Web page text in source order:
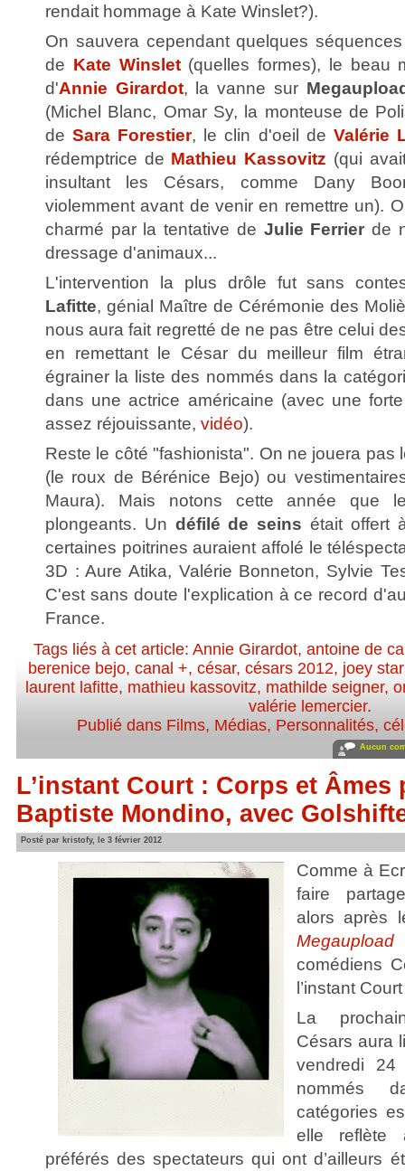
rendait hommage à Kate Winslet?).
On sauvera cependant quelques
de Kate Winslet(quelles formes), le beau
d'Annie Girardot, la vanne sur
(Michel Blanc, Omar Sy, la monteuse de
deSara Forestier, le clin d'oeil de Valérie
rédemptrice de Mathieu Kassovitz (qui
insultant les Césars, comme Dany
violemment avant de venir en remettre un).
charmé par la tentative de Julie Ferrier de
dressage d'animaux...
L'intervention la plus drôle fut sans
Lafitte, génial Maître de Cérémonie des
nous aura fait regretté de ne pas être celui
en remettant le César du meilleur film
égrainer la liste des nommés dans la
dans une actrice américaine (avec une
assez réjouissante, vidéo).
Reste le côté "fashionista". On ne jouera pas
(le roux de Bérénice Bejo) ou
Maura). Mais notons cette année que
plongeants. Un défilé de seins était offert
certaines poitrines auraient affolé le
3D : Aure Atika, Valérie Bonneton, Sylvie
C'est sans doute l'explication à ce record
France.
Tags liés à cet article:Annie Girardot,antoine de
berenice bejo,canal +,césar,césars 2012, joey
laurent lafitte, mathieu kassovitz, mathilde seigner,
valérie lemercier.
Publié dans Films, Médias, Personnalités,
Aucun
L’instant Court : Corps et Âmes
Baptiste Mondino, avec
Posté par kristofy, le 3 février 2012
Comme à
faire
alors après
comédiens
l’instant
La
Césars aura
vendredi
nommés
catégories
elle
préférés des spectateurs qui ont d’ailleurs